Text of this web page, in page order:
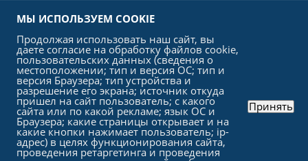
640027, Россия, г.Курган, ул.Омская 76а
2026 © «СтройСельхозТорг»
МЫ ИСПОЛЬЗУЕМ COOKIE
Продолжая использовать наш сайт, вы
даете согласие на обработку файлов cookie,
пользовательских данных (сведения о
местоположении; тип и версия ОС; тип и
версия Браузера; тип устройства и
разрешение его экрана; источник откуда
пришел на сайт пользователь; с какого
сайта или по какой рекламе; язык ОС и
Браузера; какие страницы открывает и на
какие кнопки нажимает пользователь; ip-
адрес) в целях функционирования сайта,
проведения ретаргетинга и проведения
Принять